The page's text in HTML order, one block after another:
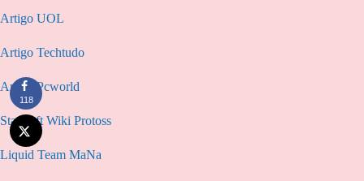
Artigo UOL
Artigo Techtudo
Artigo Pcworld
Starcraft Wiki Protoss
Liquid Team MaNa
118